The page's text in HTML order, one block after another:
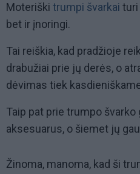
Moteriški trumpi švarkai turi
bet ir įnoringi.
Tai reiškia, kad pradžioje
drabužiai prie jų derės, o
dėvimas tiek
Taip pat prie trumpo
aksesuarus, o šiemet jų
Žinoma, manoma, kad ši